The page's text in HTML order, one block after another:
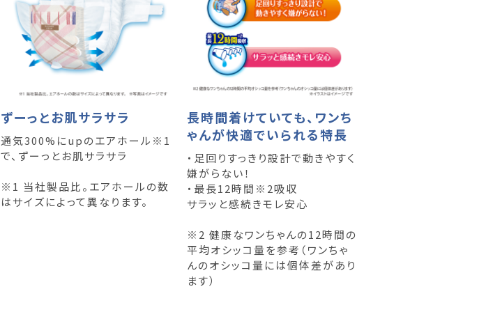
ずーっとお肌サラサラ
通気300%にupのエアホール※1
で、ずーっとお肌サラサラ
※1 当社製品比。エアホールの数
はサイズによって異なります。
長時間着けていても、ワンち
ゃんが快適でいられる特長
・足回りすっきり設計で動きやすく
嫌がらない！
・最長12時間※2吸収
サラッと感続きモレ安心
※2 健康なワンちゃんの12時間の
平均オシッコ量を参考（ワンちゃ
んのオシッコ量には個体差があり
ます）